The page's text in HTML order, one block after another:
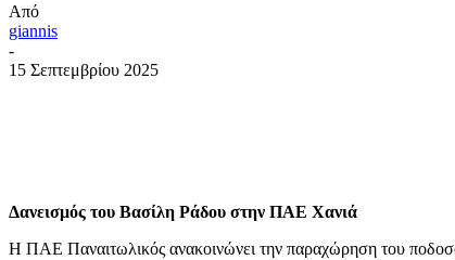
Από
giannis
-
15 Σεπτεμβρίου 2025
Δανεισμός του Βασίλη Ράδου στην ΠΑΕ Χανιά
Η ΠΑΕ Παναιτωλικός ανακοινώνει την παραχώρηση του